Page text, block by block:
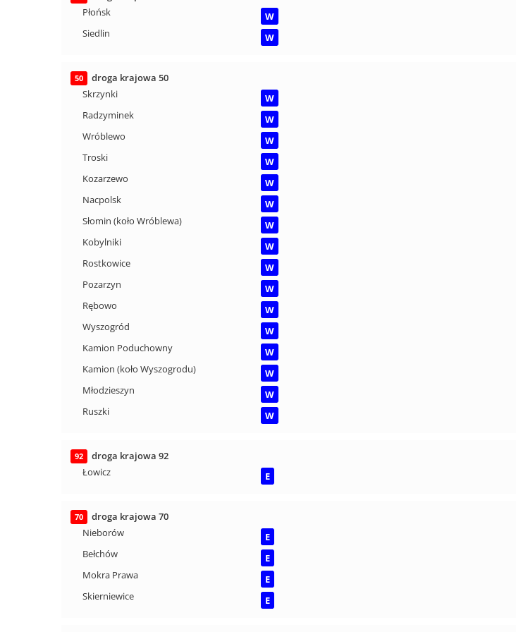
Płońsk
W
Siedlin
W
50
droga krajowa 50
Skrzynki
W
Radzyminek
W
Wróblewo
W
Troski
W
Kozarzewo
W
Nacpolsk
W
Słomin (koło Wróblewa)
W
Kobylniki
W
Rostkowice
W
Pozarzyn
W
Rębowo
W
Wyszogród
W
Kamion Poduchowny
W
Kamion (koło Wyszogrodu)
W
Młodzieszyn
W
Ruszki
W
92
droga krajowa 92
Łowicz
E
70
droga krajowa 70
Nieborów
E
Bełchów
E
Mokra Prawa
E
Skierniewice
E